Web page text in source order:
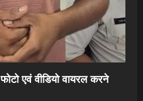
एवं वीडियो वायरल करने